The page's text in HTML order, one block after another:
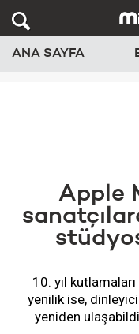
ANA SAYFA
Apple
10. yıl
yenilik ise,
yeniden